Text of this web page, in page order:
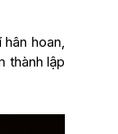
hoan,
thành lập